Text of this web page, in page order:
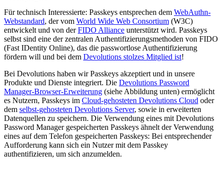
Für technisch Interessierte: Passkeys entsprechen dem WebAuthn-
Webstandard, der vom World Wide Web Consortium (W3C)
entwickelt und von derFIDO Alliance unterstützt wird. Passkeys
selbst sind eine der zentralen Authentifizierungsmethoden von FIDO
(Fast IDentity Online), das die passwortlose Authentifizierung
fördern will und bei dem Devolutions stolzes Mitglied ist!
Bei Devolutions haben wir Passkeys akzeptiert und in unsere
Produkte und Dienste integriert. Die Devolutions Password
Manager-Browser-Erweiterung (siehe Abbildung unten) ermöglicht
es Nutzern, Passkeys im Cloud-gehosteten Devolutions Cloud oder
dem selbst-gehosteten Devolutions Server, sowie in erweiterten
Datenquellen zu speichern. Die Verwendung eines mit Devolutions
Password Manager gespeicherten Passkeys ähnelt der Verwendung
eines auf dem Telefon gespeicherten Passkeys: Bei entsprechender
Aufforderung kann sich ein Nutzer mit dem Passkey
authentifizieren, um sich anzumelden.